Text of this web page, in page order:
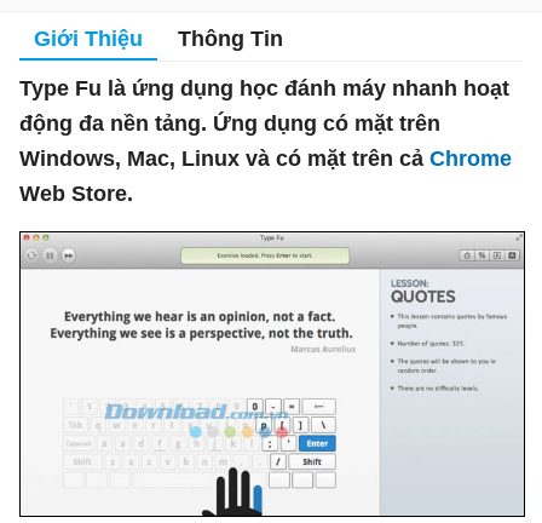
Giới Thiệu Thông Tin
Type Fu là ứng dụng học đánh máy nhanh hoạt
động đa nền tảng. Ứng dụng có mặt trên
Windows, Mac, Linux và có mặt trên cả Chrome
Web Store.